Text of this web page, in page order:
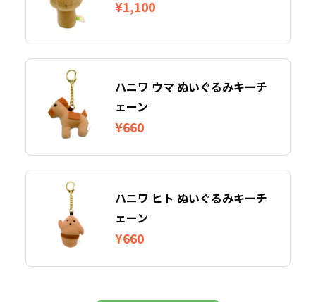
¥1,100
ハニワ ウマ ぬいぐるみキーチ
ェーン
¥660
ハニワ ヒト ぬいぐるみキーチ
ェーン
¥660